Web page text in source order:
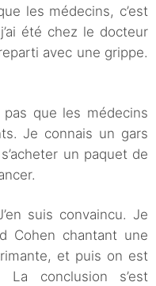
les médecins, c’est
été chez le docteur
avec une grippe.
que les médecins
Je connais un gars
un paquet de
suis convaincu. Je
Cohen chantant une
et puis on est
conclusion s’est